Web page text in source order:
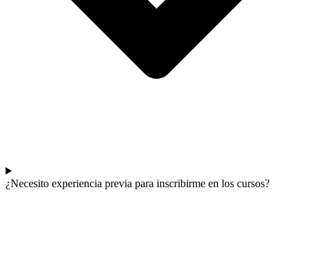
¿Necesito experiencia previa para inscribirme en los cursos?